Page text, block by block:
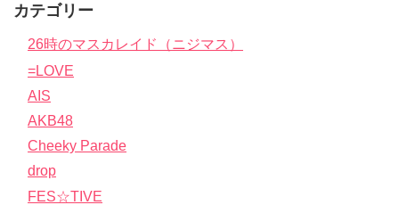
カテゴリー
26時のマスカレイド（ニジマス）
=LOVE
AIS
AKB48
Cheeky Parade
drop
FES☆TIVE